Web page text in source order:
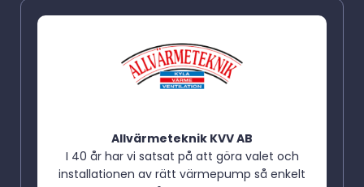
Allvärmeteknik KVV AB
I 40 år har vi satsat på att göra valet och
installationen av rätt värmepump så enkelt